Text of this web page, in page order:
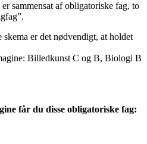
sammensat af obligatoriske fag, to
er det nødvendigt, at holdet
Billedkunst C og B, Biologi B
får du disse obligatoriske fag: